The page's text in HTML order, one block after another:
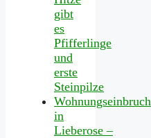
gibt
es
Pfifferlinge
und
erste
Steinpilze
Wohnungseinbruch
in
Lieberose –